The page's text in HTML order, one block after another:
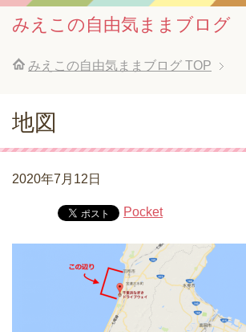
みえこの自由気ままブログ
みえこの自由気ままブログ TOP
地図
2020年7月12日
Pocket